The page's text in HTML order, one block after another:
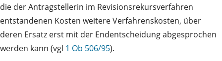
die der Antragstellerin im Revisionsrekursverfahren
entstandenen Kosten weitere Verfahrenskosten, über
deren Ersatz erst mit der Endentscheidung abgesprochen
werden kann (vgl 1 Ob 506/95).